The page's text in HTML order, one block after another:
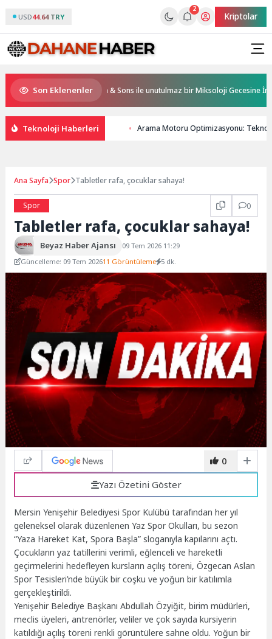
USD44.64 TRY
2
Kriptolar
Son Eklenenler
Ödüllü bar Panda & Sons ile unutulmaz bir Miksoloji Gecesine İmza
Teknoloji Haberleri Arama Motoru Optimizasyonu:
Ana Sayfa Spor Tabletler rafa, çocuklar sahaya!
Spor 0
Tabletler rafa, çocuklar sahaya!
Beyaz Haber Ajansı
09 Tem 2026 11:29
Güncelleme: 09 Tem 202611 Görüntüleme 5 dk.
0
Yazı Özetini Göster
Mersin Yenişehir Belediyesi Spor Kulübü tarafından her yıl
geleneksel olarak düzenlenen Yaz Spor Okulları, bu sezon
“Yaza Hareket Kat, Spora Başla” sloganıyla kapılarını açtı.
Çocukların yaz tatillerini verimli, eğlenceli ve hareketli
geçirmelerini hedefleyen kursların açılış töreni, Özgecan Aslan
Spor Tesisleri’nde büyük bir coşku ve yoğun bir katılımla
gerçekleştirildi.
Yenişehir Belediye Başkanı Abdullah Özyiğit, birim müdürleri,
meclis üyeleri, antrenörler, veliler ve çok sayıda kursiyerin
katıldığı açılış töreni renkli görüntülere sahne oldu. Yoğun bir